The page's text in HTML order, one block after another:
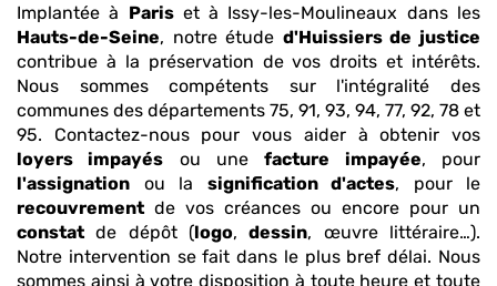
Implantée à Pariset à Issy-les-Moulineaux dans les
Hauts-de-Seine, notre étude d'Huissiers de justice
contribue à la préservation de vos droits et intérêts.
Nous sommes compétents sur l'intégralité des
communes des départements 75, 91, 93, 94, 77, 92, 78 et
95. Contactez-nous pour vous aider à obtenir vos
loyers impayés ou unefacture impayée, pour
l'assignation ou la signification d'actes, pour le
recouvrement de vos créances ou encore pour un
constat de dépôt (logo,dessin, œuvre littéraire…).
Notre intervention se fait dans le plus bref délai. Nous
sommes ainsi à votre disposition à toute heure et toute